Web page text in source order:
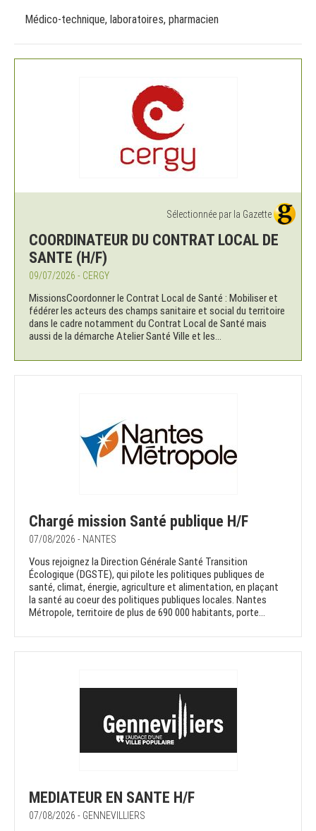
Médico-technique, laboratoires, pharmacien
Sélectionnée par la Gazette
COORDINATEUR DU CONTRAT LOCAL DE
SANTE (H/F)
09/07/2026 - CERGY
MissionsCoordonner le Contrat Local de Santé : Mobiliser et
fédérer les acteurs des champs sanitaire et social du territoire
dans le cadre notamment du Contrat Local de Santé mais
aussi de la démarche Atelier Santé Ville et les...
Chargé mission Santé publique H/F
07/08/2026 - NANTES
Vous rejoignez la Direction Générale Santé Transition
Écologique (DGSTE), qui pilote les politiques publiques de
santé, climat, énergie, agriculture et alimentation, en plaçant
la santé au coeur des politiques publiques locales. Nantes
Métropole, territoire de plus de 690 000 habitants, porte...
MEDIATEUR EN SANTE H/F
07/08/2026 - GENNEVILLIERS